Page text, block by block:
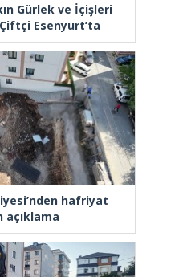
Gürlek ve İçişleri
Esenyurt’ta
hafriyat
açıklama